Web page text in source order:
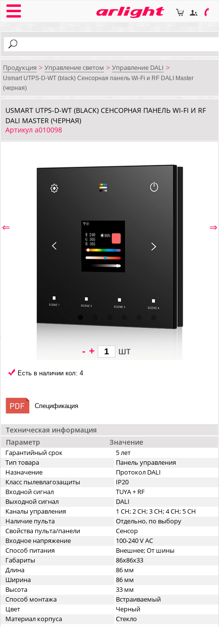
Продукция > Управление светом > Управление DALI >
Usmart UTPS-D-WT (black) Сенсорная панель Wi-Fi и RF DALI Master
(черная)
USMART UTPS-D-WT (BLACK) СЕНСОРНАЯ ПАНЕЛЬ WI-FI И RF
DALI MASTER (ЧЕРНАЯ)
Артикул a010098
⇐ ⇒
Техническая информация
Параметр
Значение
Гарантийный срок
5 лет
Тип товара
Панель управления
Назначение
Протокол DALI
Класс пылевлагозащиты
IP20
Входной сигнал
TUYA + RF
Выходной сигнал
DALI
Каналы управления
1 CH; 2 CH; 3 CH; 4 CH; 5 CH
Наличие пульта
Отдельно, по выбору
Свойства пульта/панели
Сенсор
Входное напряжение
100-240 V AC
Способ питания
Внешнее; От шины
Габариты
86х86x33
Длина
86 мм
Ширина
86 мм
Высота
33 мм
Способ монтажа
Встраиваемый
Цвет
Черный
Материал корпуса
Стекло
- + шт
Есть в наличии кол: 4
Спецификация